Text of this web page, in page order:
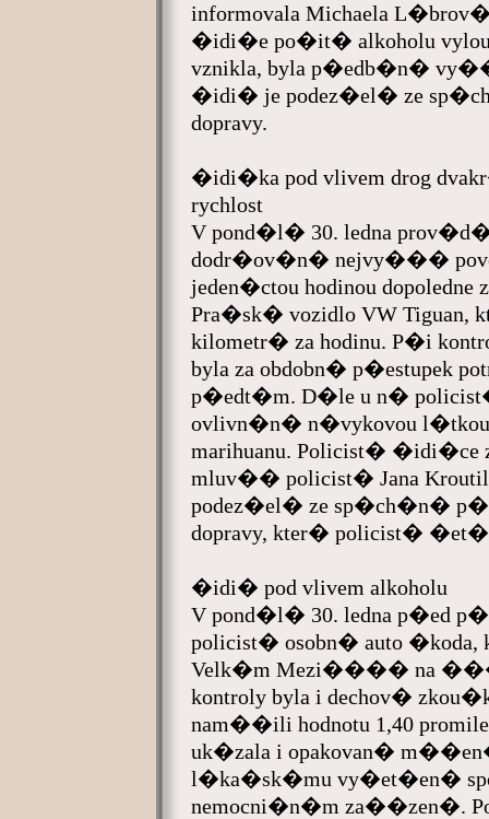
informovala Michaela
�idi�e po�it� alkoholu
vznikla, byla p�edb�n�
�idi� je podez�el� ze
dopravy.
�idi�ka pod vlivem drog
rychlost
V pond�l� 30. ledna
dodr�ov�n� nejvy���
jeden�ctou hodinou
Pra�sk� vozidlo VW Tiguan,
kilometr� za hodinu. P�i
byla za obdobn� p�estupek
p�edt�m. D�le u n�
ovlivn�n� n�vykovou l�tkou
marihuanu. Policist�
mluv�� policist� Jana
podez�el� ze sp�ch�n�
dopravy, kter� policist�
�idi� pod vlivem alkoholu
V pond�l� 30. ledna p�ed
policist� osobn� auto �koda,
Velk�m Mezi���� na
kontroly byla i dechov�
nam��ili hodnotu 1,40
uk�zala i opakovan�
l�ka�sk�mu vy�et�en�
nemocni�n�m za��zen�.